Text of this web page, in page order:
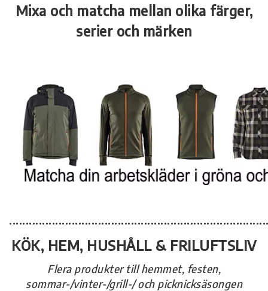
Mixa och matcha mellan olika färger,
serier och märken
KÖK, HEM, HUSHÅLL & FRILUFTSLIV
Flera produkter till hemmet, festen,
sommar-/vinter-/grill-/ och picknicksäsongen